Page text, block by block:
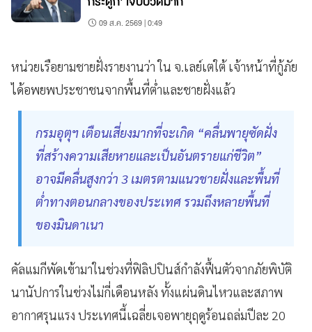
09 ส.ค. 2569 | 0:49
หน่วยเรือยามชายฝั่งรายงานว่า ใน จ.เลย์เตใต้ เจ้าหน้าที่กู้ภัย
ได้อพยพประชาชนจากพื้นที่ต่ำและชายฝั่งแล้ว
กรมอุตุฯ เตือนเสี่ยงมากที่จะเกิด “คลื่นพายุซัดฝั่ง
ที่สร้างความเสียหายและเป็นอันตรายแก่ชีวิต”
อาจมีคลื่นสูงกว่า 3 เมตรตามแนวชายฝั่งและพื้นที่
ต่ำทางตอนกลางของประเทศ รวมถึงหลายพื้นที่
ของมินดาเนา
คัลแมกีพัดเข้ามาในช่วงที่ฟิลิปปินส์กำลังฟื้นตัวจากภัยพิบัติ
นานัปการในช่วงไม่กี่เดือนหลัง ทั้งแผ่นดินไหวและสภาพ
อากาศรุนแรง ประเทศนี้เฉลี่ยเจอพายุฤดูร้อนถล่มปีละ 20